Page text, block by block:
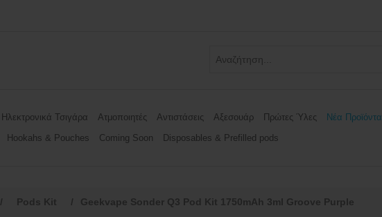
Ηλεκτρονικά Τσιγάρα Ατμοποιητές Αντιστάσεις Αξεσουάρ Πρώτες Ύλες Νέα Προϊόντα
Hookahs & Pouches
Coming Soon Disposables & Prefilled pods
/ Pods Kit / Geekvape Sonder Q3 Pod Kit 1750mAh 3ml Groove Purple